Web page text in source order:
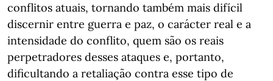
conflitos atuais, tornando também mais difícil
discernir entre guerra e paz, o carácter real e a
intensidade do conflito, quem são os reais
perpetradores desses ataques e, portanto,
dificultando a retaliação contra esse tipo de